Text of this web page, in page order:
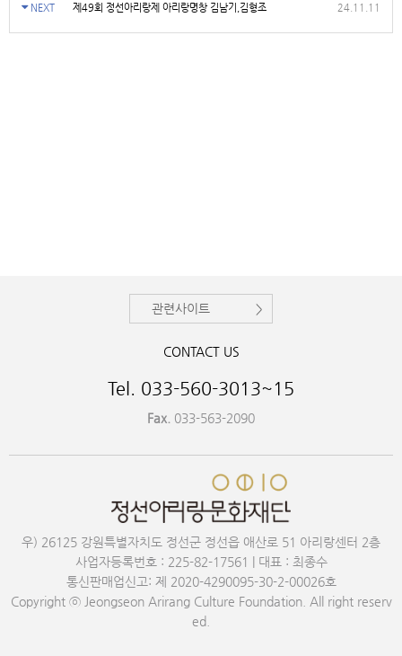
NEXT 제49회 정선아리랑제 아리랑명창 김남기,김형조 24.11.11
관련사이트
CONTACT US
Tel. 033-560-3013~15
Fax. 033-563-2090
우) 26125 강원특별자치도 정선군 정선읍 애산로 51 아리랑센터 2층
사업자등록번호 : 225-82-17561 | 대표 : 최종수
통신판매업신고: 제 2020-4290095-30-2-00026호
Copyright ⓒ Jeongseon Arirang Culture Foundation. All right reserv
ed.